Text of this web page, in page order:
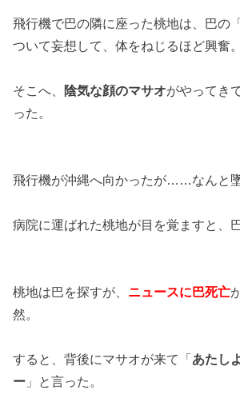
飛行機で巴の隣に座った桃地は、巴の
ついて妄想して、体をねじるほど興奮。
そこへ、 陰気な顔のマサオがやってき
った。
飛行機が沖縄へ向かったが……なんと墜
病院に運ばれた桃地が目を覚ますと、
桃地は巴を探すが、 ニュースに巴死亡
然。
すると、背後にマサオが来て「 あたし
ー 」と言った。